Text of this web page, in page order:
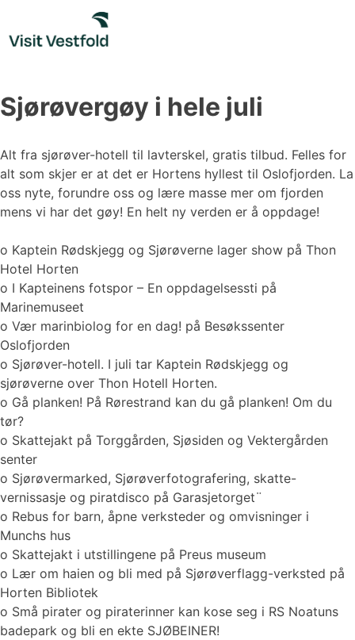
content
Sjørøvergøy i hele juli
Alt fra sjørøver-hotell til lavterskel, gratis tilbud. Felles for
alt som skjer er at det er Hortens hyllest til Oslofjorden. La
oss nyte, forundre oss og lære masse mer om fjorden
mens vi har det gøy! En helt ny verden er å oppdage!
o Kaptein Rødskjegg og Sjørøverne lager show på Thon
Hotel Horten
o I Kapteinens fotspor – En oppdagelsessti på
Marinemuseet
o Vær marinbiolog for en dag! på Besøkssenter
Oslofjorden
o Sjørøver-hotell. I juli tar Kaptein Rødskjegg og
sjørøverne over Thon Hotell Horten.
o Gå planken! På Rørestrand kan du gå planken! Om du
tør?
o Skattejakt på Torggården, Sjøsiden og Vektergården
senter
o Sjørøvermarked, Sjørøverfotografering, skatte-
vernissasje og piratdisco på Garasjetorget¨
o Rebus for barn, åpne verksteder og omvisninger i
Munchs hus
o Skattejakt i utstillingene på Preus museum
o Lær om haien og bli med på Sjørøverflagg-verksted på
Horten Bibliotek
o Små pirater og piraterinner kan kose seg i RS Noatuns
badepark og bli en ekte SJØBEINER!